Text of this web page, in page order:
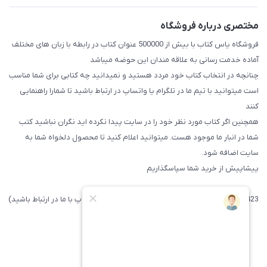
مختصری درباره فروشگاه
فروشگاه یاس کتاب با بیش از 500000 عنوان کتاب در رابطه با زبان های مختلف
آماده خدمت رسانی به علاقه مندان این حوضه میباشد
چنانچه در انتخاب کتاب خود مردد هستید و نمیدانید چه کتابی برای شما مناسب
است میتوانید با تیم ما در تلگرام یا واتساپ در ارتباط باشید تا شما‌را راهنمایی
کنند
همچنین اگر کتاب مورد نظر خود را در سایت پیدا نکرده اید نگران نباشید کتب
شما در انبار ما موجود هست. میتوانید اعلام کنید تا محصول دلخواه شما به
سایت اضافه شود.
پیشاپیش از خرید شما سپاسگذاریم
09371742423 (لطفا فقط پیامک داده و یا از طریق واتساپ با ما در ارتباط باشید)